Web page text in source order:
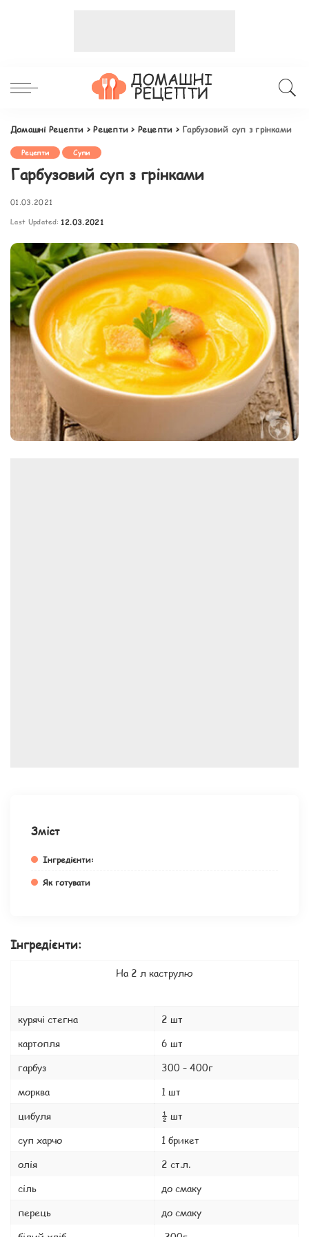
Домашні Рецепти >Рецепти > Рецепти > Гарбузовий суп з грінками
Рецепти Супи
Гарбузовий суп з грінками
01.03.2021
Last Updated: 12.03.2021
Зміст
Інгредієнти:
Як готувати
Інгредієнти:
На 2 л каструлю
курячі стегна
2 шт
картопля
6 шт
гарбуз
300 – 400г
морква
1 шт
цибуля
½ шт
суп харчо
1 брикет
олія
2 ст.л.
сіль
до смаку
перець
до смаку